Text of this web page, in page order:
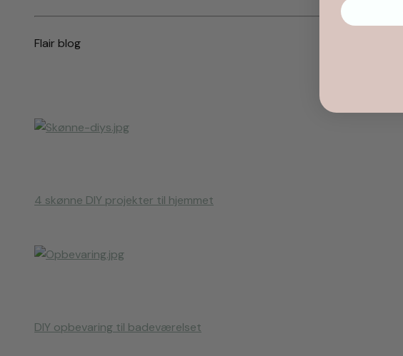
Flair blog
4 skønne DIY projekter til hjemmet
DIY opbevaring til badeværelset